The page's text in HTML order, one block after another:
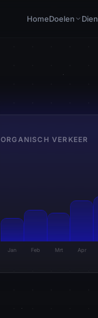
HomeDoelen
ORGANISCH VERKEER
Jan Feb Mrt Apr